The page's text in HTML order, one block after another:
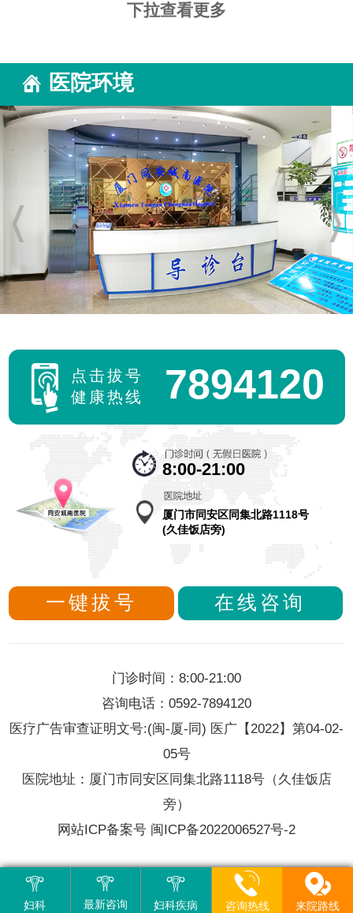
院长致辞
时间:2016-11-22
17年来，厦门城南医院始终坚持专业兴院、技术强
院、... 【详细】
来院路线
时间:2017-12-14
咨询电话：0592-7894120 医院地址：同安...【详细】
医院走廊
时间:2016-11-20
【详细】
【详细】
时间:2016-11-20
【详细】
【详细】
检验室
下拉查看更多
医院环境
点击拔号
健康热线
7894120
8:00-21:00
厦门市同安区同集北路1118号
(久佳饭店旁)
一键拔号 在线咨询
门诊时间：8:00-21:00
咨询电话：0592-7894120
医疗广告审查证明文号:(闽-厦-同) 医广【2022】第04-02-
05号
医院地址：厦门市同安区同集北路1118号（久佳饭店
旁）
网站ICP备案号 闽ICP备2022006527号-2
妇科 最新咨询 妇科疾病 咨询热线 来院路线